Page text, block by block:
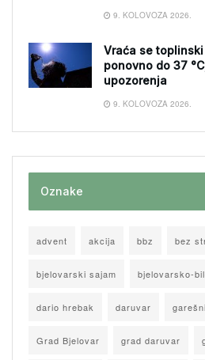
9. KOLOVOZA 2026.
Vraća se
ponovno do 37
upozorenja
9. KOLOVOZA 2026.
Oznake
advent akcija bbz bez
bjelovarski sajam bjelovarsko-
dario hrebak daruvar
Grad Bjelovar grad daruvar